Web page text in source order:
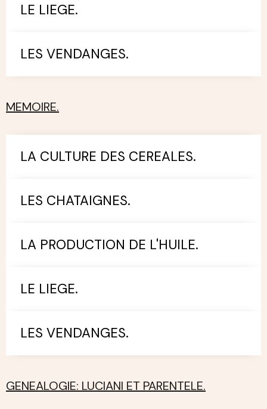
LE LIEGE.
LES VENDANGES.
MEMOIRE.
LA CULTURE DES CEREALES.
LES CHATAIGNES.
LA PRODUCTION DE L'HUILE.
LE LIEGE.
LES VENDANGES.
GENEALOGIE: LUCIANI ET PARENTELE.